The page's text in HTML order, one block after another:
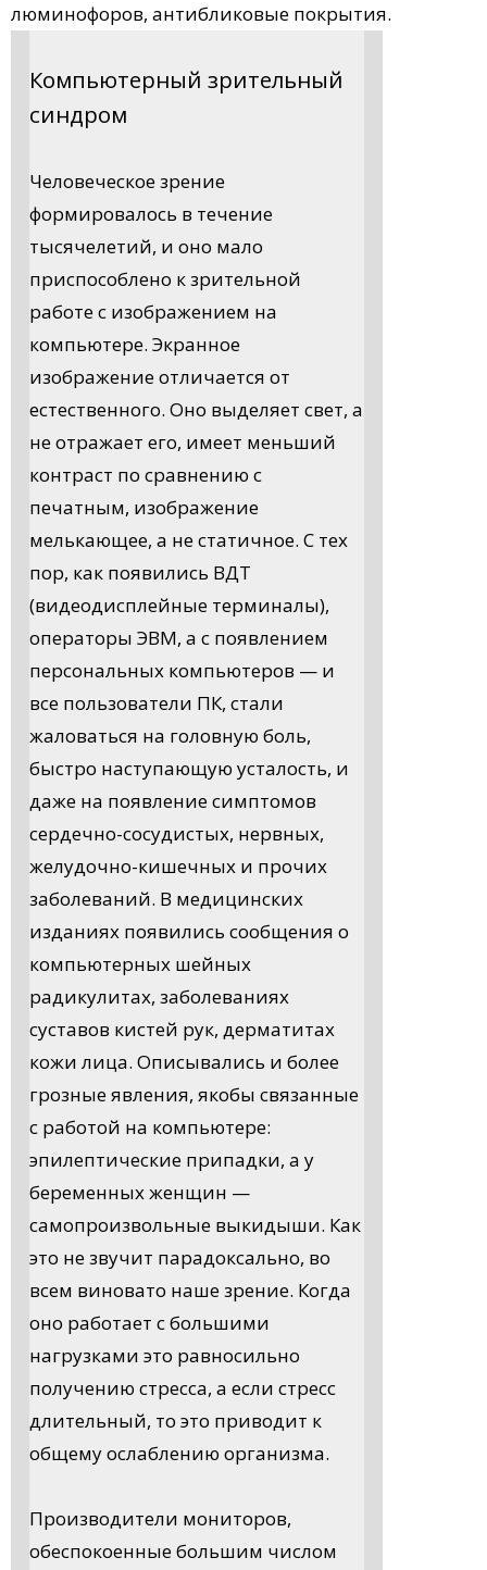
люминофоров, антибликовые покрытия.
Компьютерный зрительный
синдром
Человеческое зрение
формировалось в течение
тысячелетий, и оно мало
приспособлено к зрительной
работе с изображением на
компьютере. Экранное
изображение отличается от
естественного. Оно выделяет свет, а
не отражает его, имеет меньший
контраст по сравнению с
печатным, изображение
мелькающее, а не статичное. С тех
пор, как появились ВДТ
(видеодисплейные терминалы),
операторы ЭВМ, а с появлением
персональных компьютеров — и
все пользователи ПК, стали
жаловаться на головную боль,
быстро наступающую усталость, и
даже на появление симптомов
сердечно-сосудистых, нервных,
желудочно-кишечных и прочих
заболеваний. В медицинских
изданиях появились сообщения о
компьютерных шейных
радикулитах, заболеваниях
суставов кистей рук, дерматитах
кожи лица. Описывались и более
грозные явления, якобы связанные
с работой на компьютере:
эпилептические припадки, а у
беременных женщин —
самопроизвольные выкидыши. Как
это не звучит парадоксально, во
всем виновато наше зрение. Когда
оно работает с большими
нагрузками это равносильно
получению стресса, а если стресс
длительный, то это приводит к
общему ослаблению организма.
Производители мониторов,
обеспокоенные большим числом